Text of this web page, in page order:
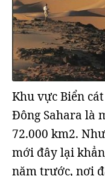
Khu vực Biển
Đông Sahara là
72.000 km2.
mới đây lại
năm trước, nơi